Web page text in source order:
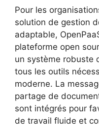
Pour les
solution de gestion
adaptable,
plateforme open
un système robuste
tous les outils
moderne. La
partage de
sont intégrés pour
de travail fluide et